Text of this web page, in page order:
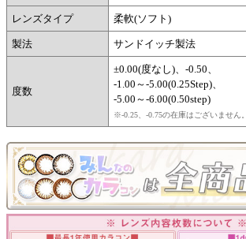
レンズタイプ 柔軟(ソフト)
製法 サンドイッチ製法
度数
±0.00(度なし)、-0.50、
-1.00～-5.00(0.25Step)、
-5.00～-6.00(0.50step)
※-0.25、-0.75の在庫はございません。